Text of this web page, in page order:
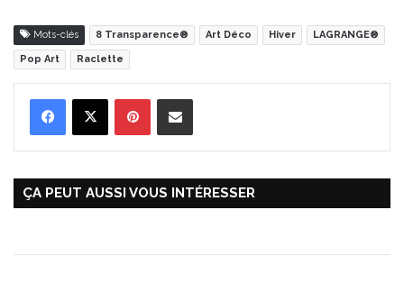
Mots-clés 8 Transparence® Art Déco Hiver LAGRANGE®
Pop Art Raclette
ÇA PEUT AUSSI VOUS INTÉRESSER